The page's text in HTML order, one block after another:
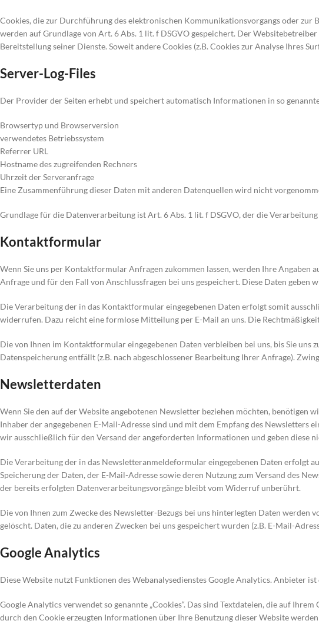
Cookies, die zur Durchführung des elektronischen Kommunikationsvorgangs oder
werden auf Grundlage von Art. 6 Abs. 1 lit. f DSGVO gespeichert. Der
Bereitstellung seiner Dienste. Soweit andere Cookies (z.B. Cookies zur Analyse Ihres
Server-Log-Files
Der Provider der Seiten erhebt und speichert automatisch Informationen in so
Browsertyp und Browserversion
verwendetes Betriebssystem
Referrer URL
Hostname des zugreifenden Rechners
Uhrzeit der Serveranfrage
Eine Zusammenführung dieser Daten mit anderen Datenquellen wird nicht
Grundlage für die Datenverarbeitung ist Art. 6 Abs. 1 lit. f DSGVO, der die
Kontaktformular
Wenn Sie uns per Kontaktformular Anfragen zukommen lassen, werden Ihre
Anfrage und für den Fall von Anschlussfragen bei uns gespeichert. Diese Daten geben
Die Verarbeitung der in das Kontaktformular eingegebenen Daten erfolgt somit
widerrufen. Dazu reicht eine formlose Mitteilung per E-Mail an uns. Die
Die von Ihnen im Kontaktformular eingegebenen Daten verbleiben bei uns, bis Sie
Datenspeicherung entfällt (z.B. nach abgeschlossener Bearbeitung Ihrer Anfrage).
Newsletterdaten
Wenn Sie den auf der Website angebotenen Newsletter beziehen möchten, benötigen
Inhaber der angegebenen E-Mail-Adresse sind und mit dem Empfang des
wir ausschließlich für den Versand der angeforderten Informationen und geben diese
Die Verarbeitung der in das Newsletteranmeldeformular eingegebenen Daten erfolgt
Speicherung der Daten, der E-Mail-Adresse sowie deren Nutzung zum Versand des
der bereits erfolgten Datenverarbeitungsvorgänge bleibt vom Widerruf unberührt.
Die von Ihnen zum Zwecke des Newsletter-Bezugs bei uns hinterlegten Daten
gelöscht. Daten, die zu anderen Zwecken bei uns gespeichert wurden (z.B. E-Mail-
Google Analytics
Diese Website nutzt Funktionen des Webanalysedienstes Google Analytics. Anbieter
Google Analytics verwendet so genannte „Cookies“. Das sind Textdateien, die auf
durch den Cookie erzeugten Informationen über Ihre Benutzung dieser Website